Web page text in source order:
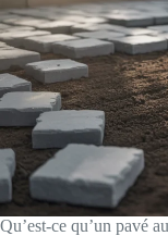
Qu’est-ce qu’un pavé